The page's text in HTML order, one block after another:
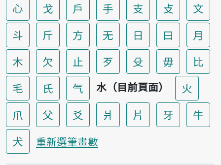
心 戈 戶 手 支 攴
文
斗
斤 方 无 日 曰
月
木
欠 止 歹 殳 毋
比
毛
氏 气 水（目前頁面）
火
爪
父 爻 爿 片 牙
牛
犬
重新選筆畫數